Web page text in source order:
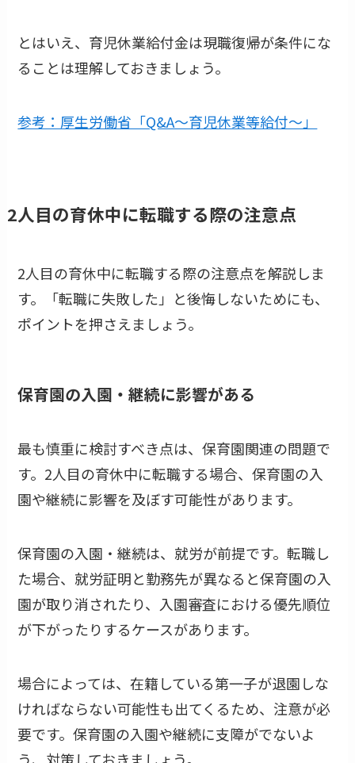
とはいえ、育児休業給付金は現職復帰が条件にな
ることは理解しておきましょう。
参考：厚生労働省「Q&A～育児休業等給付～」
2人目の育休中に転職する際の注意点
2人目の育休中に転職する際の注意点を解説しま
す。「転職に失敗した」と後悔しないためにも、
ポイントを押さえましょう。
保育園の入園・継続に影響がある
最も慎重に検討すべき点は、保育園関連の問題で
す。2人目の育休中に転職する場合、保育園の入
園や継続に影響を及ぼす可能性があります。
保育園の入園・継続は、就労が前提です。転職し
た場合、就労証明と勤務先が異なると保育園の入
園が取り消されたり、入園審査における優先順位
が下がったりするケースがあります。
場合によっては、在籍している第一子が退園しな
ければならない可能性も出てくるため、注意が必
要です。保育園の入園や継続に支障がでないよ